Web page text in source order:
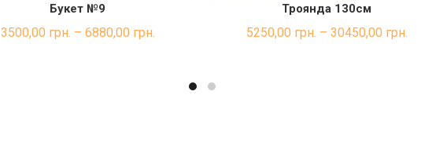
ШВИДКА ПОКУПКА
Букет №9
3500,00 грн. – 6880,00 грн.
ШВИДКА ПОКУПКА
Троянда 130см
5250,00 грн. – 30450,00 грн.